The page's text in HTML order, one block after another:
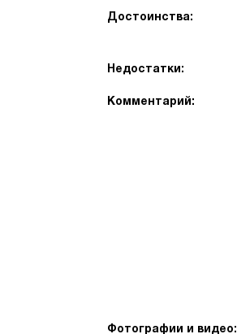
Достоинства:
Недостатки:
Комментарий:
Фотографии и видео: